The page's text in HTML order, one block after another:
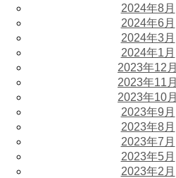
2024年8月
2024年6月
2024年3月
2024年1月
2023年12月
2023年11月
2023年10月
2023年9月
2023年8月
2023年7月
2023年5月
2023年2月